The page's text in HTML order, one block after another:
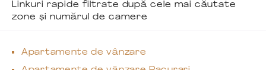
Linkuri rapide filtrate după cele mai căutate
zone și numărul de camere
Apartamente de vânzare